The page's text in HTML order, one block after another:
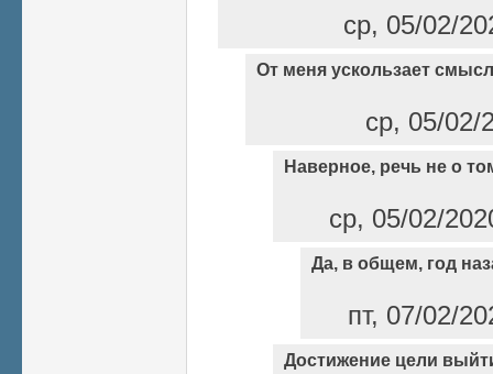
ср, 05/02/
От меня ускользает смысл
ср, 05/
Наверное, речь не о
ср, 05/02/
Да, в общем, год
пт, 07/02/
Достижение цели